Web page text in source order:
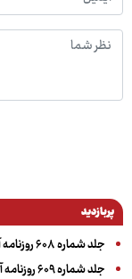
پربازدید
جلد شماره ۶۰۸ روزنامه آگاه
جلد شماره ۶۰۹ روزنامه آگاه